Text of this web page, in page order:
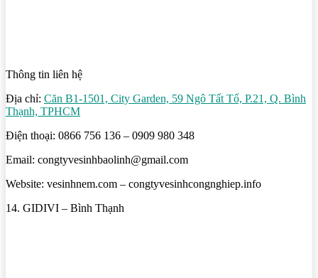
Thông tin liên hệ
Địa chỉ: Căn B1-1501, City Garden, 59 Ngô Tất Tố, P.21, Q. Bình
Thạnh, TPHCM
Điện thoại: 0866 756 136 – 0909 980 348
Email: congtyvesinhbaolinh@gmail.com
Website: vesinhnem.com – congtyvesinhcongnghiep.info
14. GIDIVI – Bình Thạnh